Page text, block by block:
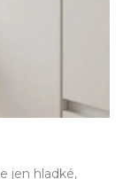
jen hladké,